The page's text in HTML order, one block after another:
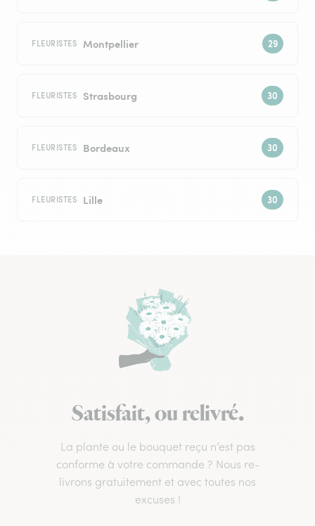
FLEURISTES Montpellier
FLEURISTES Strasbourg
FLEURISTES Bordeaux
FLEURISTES Lille
Satisfait, ou relivré.
La plante ou le bouquet reçu n’est pas
conforme à votre commande ? Nous re-
livrons gratuitement et avec toutes nos
excuses !